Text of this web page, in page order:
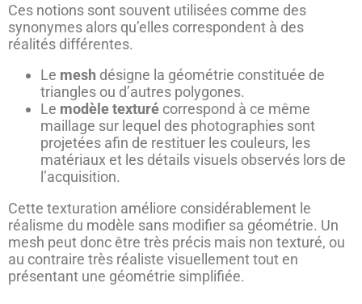
Ces notions sont souvent utilisées comme des
synonymes alors qu’elles correspondent à des
réalités différentes.
Le mesh désigne la géométrie constituée de
triangles ou d’autres polygones.
Le modèle texturé correspond à ce même
maillage sur lequel des photographies sont
projetées afin de restituer les couleurs, les
matériaux et les détails visuels observés lors de
l’acquisition.
Cette texturation améliore considérablement le
réalisme du modèle sans modifier sa géométrie. Un
mesh peut donc être très précis mais non texturé, ou
au contraire très réaliste visuellement tout en
présentant une géométrie simplifiée.